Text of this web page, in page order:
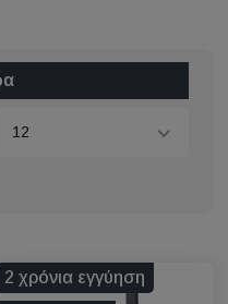
12
2 χρόνια εγγύηση